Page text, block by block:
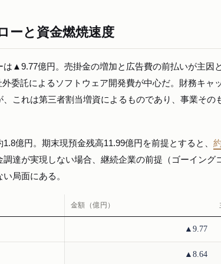
ーと資金燃焼速度
は▲9.77億円。売掛金の増加と広告費の前払いが主因
委託によるソフトウェア開発費が中心だ。財務キャ
、これは第三者割当増資によるものであり、事業その
億円。期末現預金残高11.99億円を前提とすると、
調達が実現しない場合、継続企業の前提（ゴーイング
局面にある。
金額（億円）
▲9.77
▲8.64